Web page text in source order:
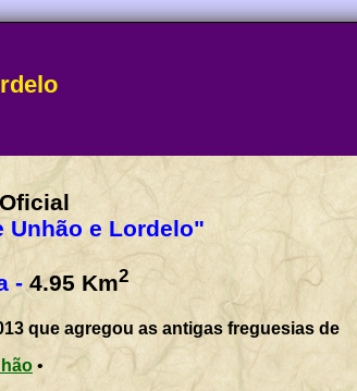
Unhão e Lordelo"
- 4.95 Km2
que agregou as antigas freguesias de
•